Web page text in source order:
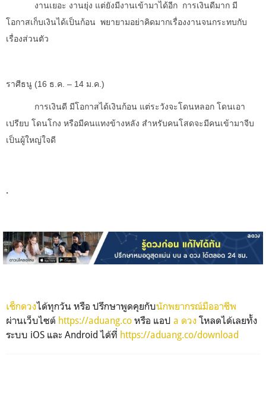
งานเยอะ งานยุ่ง แต่ยังมีงานเข้ามาได้อีก การเงินดีมาก มี
โอกาสเก็บเงินได้เป็นก้อน พยายามอย่าคิดมากเรื่องงานจนกระทบกับ
เรื่องส่วนตัว
ราศีธนู (16 ธ.ค. – 14 ม.ค.)
การเงินดี มีโอกาสได้เงินก้อน แต่ระวังจะโดนหลอก โดนเอา
เปรียบ โดนโกง หรือมีคนแทงข้างหลัง สำหรับคนโสดจะมีคนเข้ามาจีบ
เป็นผู้ใหญ่ใจดี
.
เช็กดวงได้ทุกวัน หรือ ปรึกษาพูดคุยกับนักพยากรณ์มืออาชีพ
ผ่านเว็บไซต์ https://aduang.co หรือ แอป a ดวง โหลดได้เลยทั้ง
ระบบ iOS และ Android ได้ที่ https://aduang.co/download